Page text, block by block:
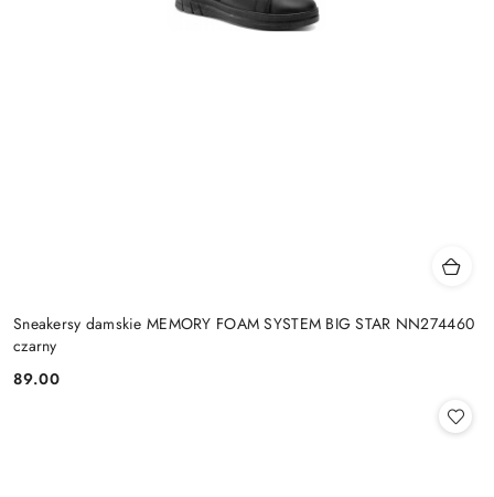
Sneakersy damskie MEMORY FOAM SYSTEM BIG STAR NN274460
czarny
Cena:
89.00